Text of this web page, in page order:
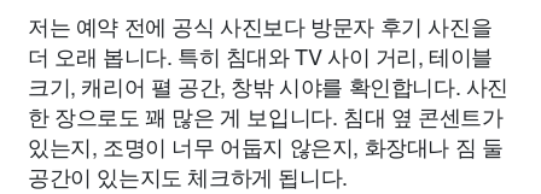
저는 예약 전에 공식 사진보다 방문자 후기 사진을
더 오래 봅니다. 특히 침대와 TV 사이 거리, 테이블
크기, 캐리어 펼 공간, 창밖 시야를 확인합니다. 사진
한 장으로도 꽤 많은 게 보입니다. 침대 옆 콘센트가
있는지, 조명이 너무 어둡지 않은지, 화장대나 짐 둘
공간이 있는지도 체크하게 됩니다.